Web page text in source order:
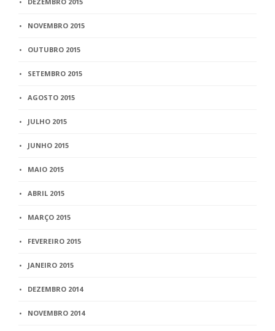
NOVEMBRO 2015
OUTUBRO 2015
SETEMBRO 2015
AGOSTO 2015
JULHO 2015
JUNHO 2015
MAIO 2015
ABRIL 2015
MARÇO 2015
FEVEREIRO 2015
JANEIRO 2015
DEZEMBRO 2014
NOVEMBRO 2014